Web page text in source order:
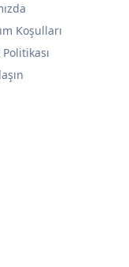
Koşulları